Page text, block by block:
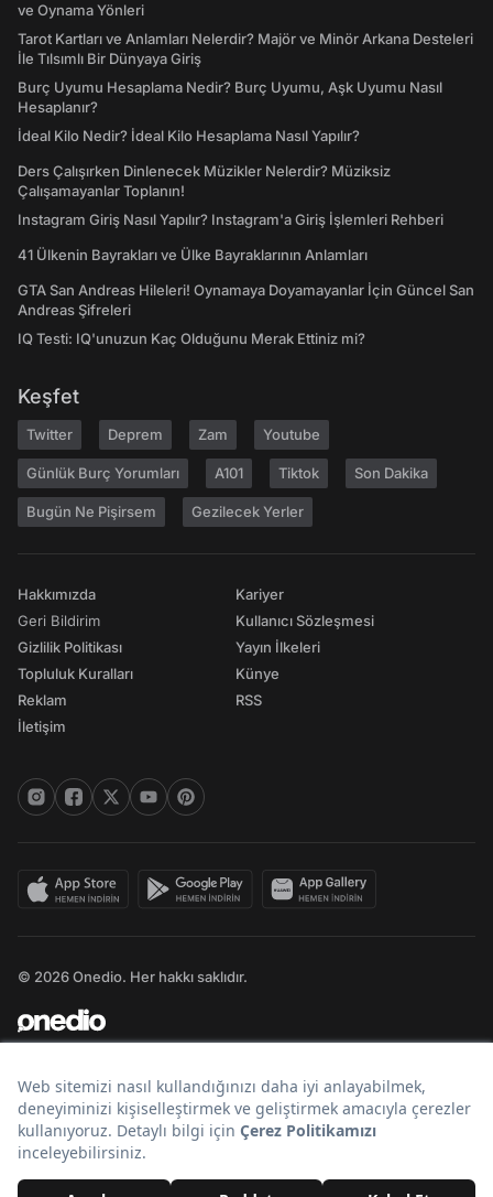
ve Oynama Yönleri
Tarot Kartları ve Anlamları Nelerdir? Majör ve Minör Arkana Desteleri
İle Tılsımlı Bir Dünyaya Giriş
Burç Uyumu Hesaplama Nedir? Burç Uyumu, Aşk Uyumu Nasıl
Hesaplanır?
İdeal Kilo Nedir? İdeal Kilo Hesaplama Nasıl Yapılır?
Ders Çalışırken Dinlenecek Müzikler Nelerdir? Müziksiz
Çalışamayanlar Toplanın!
Instagram Giriş Nasıl Yapılır? Instagram'a Giriş İşlemleri Rehberi
41 Ülkenin Bayrakları ve Ülke Bayraklarının Anlamları
GTA San Andreas Hileleri! Oynamaya Doyamayanlar İçin Güncel San
Andreas Şifreleri
IQ Testi: IQ'unuzun Kaç Olduğunu Merak Ettiniz mi?
Keşfet
Twitter Deprem Zam Youtube
Günlük Burç Yorumları A101 Tiktok Son Dakika
Bugün Ne Pişirsem Gezilecek Yerler
Hakkımızda
Geri Bildirim
Gizlilik Politikası
Topluluk Kuralları
Reklam
İletişim
Kariyer
Kullanıcı Sözleşmesi
Yayın İlkeleri
Künye
RSS
© 2026 Onedio. Her hakkı saklıdır.
Bir markasıdır.